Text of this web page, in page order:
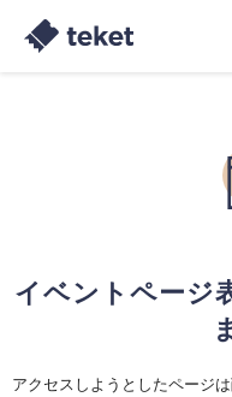
イベントページ
アクセスしようとしたページ